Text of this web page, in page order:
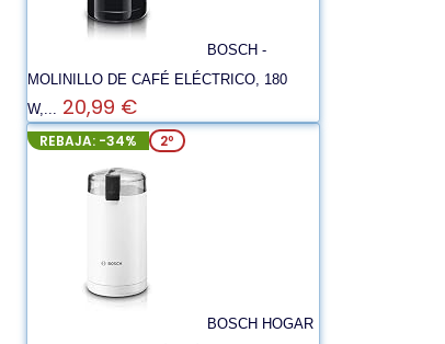
BOSCH -
MOLINILLO DE CAFÉ ELÉCTRICO, 180
W,... 20,99 €
REBAJA: -34% 2º
BOSCH HOGAR